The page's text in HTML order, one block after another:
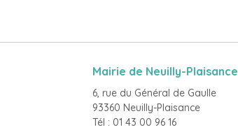
Mairie de Neuilly-Plaisance
6, rue du Général de Gaulle
93360 Neuilly-Plaisance
Tél : 01 43 00 96 16